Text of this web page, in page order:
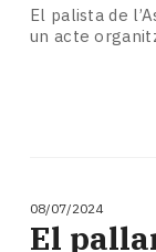
El palista de
un acte
08/07/2024
El